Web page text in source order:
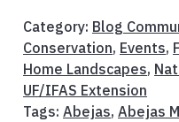
Category: Blog
Conservation, Events,
Home Landscapes,
UF/IFAS Extension
Tags: Abejas, Abejas